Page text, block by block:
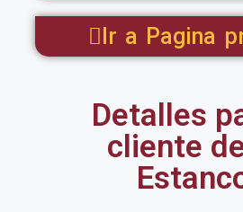
Ir a Pagina
Detalles
cliente